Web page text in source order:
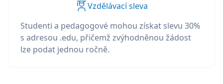
Vzdělávací sleva
Studenti a pedagogové mohou získat slevu 30%
s adresou .edu, přičemž zvýhodněnou žádost
lze podat jednou ročně.